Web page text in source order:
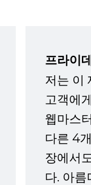
프라이
저는 이
고객에
웹마스
다른 4
장에서
다. 아름